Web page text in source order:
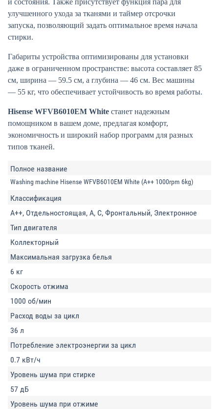
и состояния. Также присутствует функция пара для
улучшенного ухода за тканями и таймер отсрочки
запуска, позволяющий задать оптимальное время начала
стирки.
Габариты устройства оптимизированы для установки
даже в ограниченном пространстве: высота составляет 85
см, ширина — 59.5 см, а глубина — 46 см. Вес машины
— 55 кг, что обеспечивает устойчивость во время работы.
Hisense WFVB6010EM White станет надежным
помощником в вашем доме, предлагая комфорт,
экономичность и широкий набор программ для разных
типов тканей.
Полное название
Washing machine Hisense WFVB6010EM White (A++ 1000rpm 6kg)
Классификация
A++, Отдельностоящая, A, C, Фронтальный, Электронное
Тип двигателя
Коллекторный
Максимальная загрузка белья
6 кг
Скорость отжима
1000 об/мин
Расход воды за цикл
36 л
Потребление электроэнергии за цикл
0.7 кВт/ч
Уровень шума при стирке
57 дБ
Уровень шума при отжиме